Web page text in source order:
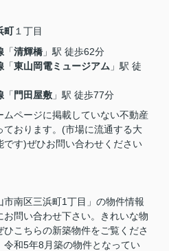
町１丁目
「清輝橋 」駅 徒歩62分
「東山岡電ミュージアム 」駅 徒
「門田屋敷 」駅 徒歩77分
ムページに掲載していない不動産
ております。(市場に流通する大
です)ぜひお問い合わせください
南区三浜町1丁目」の物件情報
お問い合わせ下さい。きれいな物
こちらの新築物件をご覧くださ
令和5年8月築の物件となってい